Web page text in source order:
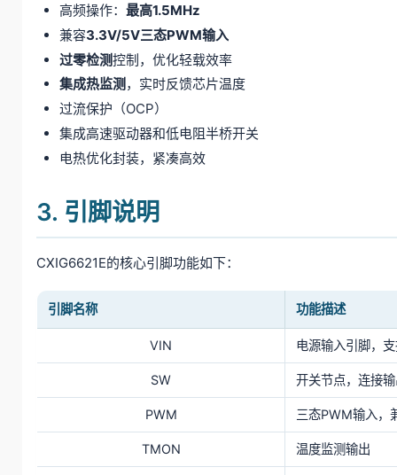
高频操作： 最高1.5MHz
兼容3.3V/5V三态PWM输入
过零检测控制，优化轻载效率
集成热监测 ，实时反馈芯片温度
过流保护（OCP）
集成高速驱动器和低电阻半桥开关
电热优化封装，紧凑高效
3. 引脚说明
CXIG6621E的核心引脚功能如下：
引脚名称 功能描述
VIN 电源输入引脚，
SW 开关节点，连接
PWM 三态PWM输入，
TMON 温度监测输出